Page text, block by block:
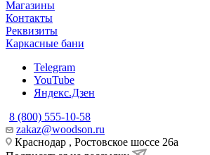
Магазины
Контакты
Реквизиты
Каркасные бани
Telegram
YouTube
Яндекс.Дзен
8 (800) 555-10-58
zakaz@woodson.ru
Краснодар , Ростовское шоссе 26а